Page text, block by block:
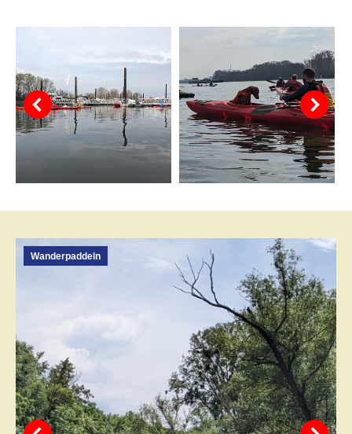
Wanderpaddeln